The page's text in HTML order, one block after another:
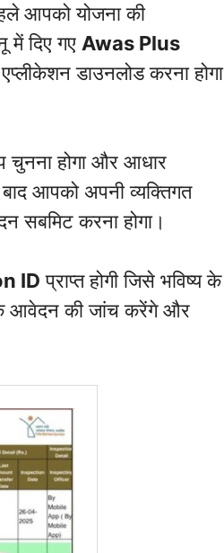
आपको योजना की
में दिए गए Awas Plus
डाउनलोड करना होगा
चुनना होगा और आधार
आपको अपनी व्यक्तिगत
सबमिट करना होगा।
ID प्राप्त होगी जिसे भविष्य के
आवेदन की जांच करेंगे और